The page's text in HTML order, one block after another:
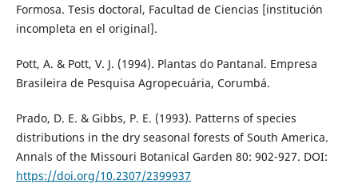
Formosa. Tesis doctoral, Facultad de Ciencias [institución
incompleta en el original].
Pott, A. & Pott, V. J. (1994). Plantas do Pantanal. Empresa
Brasileira de Pesquisa Agropecuária, Corumbá.
Prado, D. E. & Gibbs, P. E. (1993). Patterns of species
distributions in the dry seasonal forests of South America.
Annals of the Missouri Botanical Garden 80: 902-927. DOI:
https://doi.org/10.2307/2399937